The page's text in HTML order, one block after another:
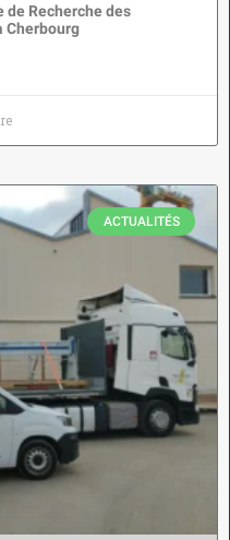
de Recherche des
Cherbourg
ACTUALITÉS